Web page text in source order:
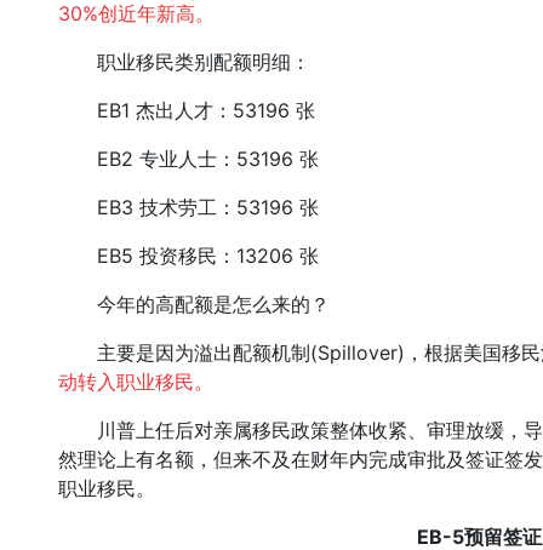
30%创近年新高。
职业移民类别配额明细：
EB1 杰出人才：53196 张
EB2 专业人士：53196 张
EB3 技术劳工：53196 张
EB5 投资移民：13206 张
今年的高配额是怎么来的？
主要是因为溢出配额机制(Spillover)，根据美国移民
动转入职业移民。
川普上任后对亲属移民政策整体收紧、审理放缓，
然理论上有名额，但来不及在财年内完成审批及签证签
职业移民。
EB-5预留签